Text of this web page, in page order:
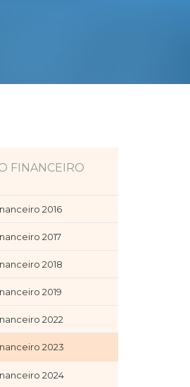
FINANCEIRO
2016
2017
2018
2019
2022
2023
2024